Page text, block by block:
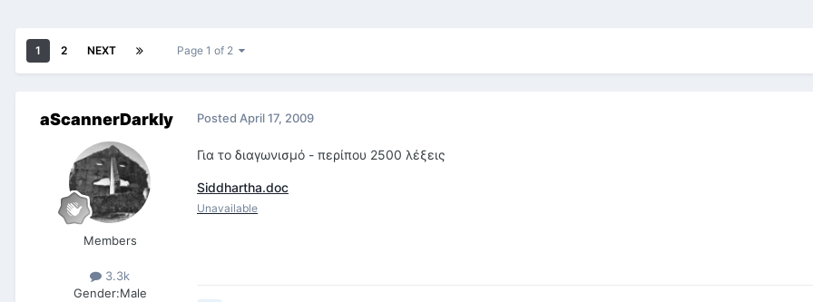
1 2 NEXT Page 1 of 2
aScannerDarkly
Members
3.3k
Gender:Male
Posted April 17, 2009
Για το διαγωνισμό - περίπου 2500 λέξεις
Siddhartha.doc
Unavailable